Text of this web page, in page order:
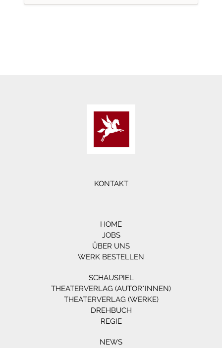
KONTAKT
HOME
JOBS
ÜBER UNS
WERK BESTELLEN
SCHAUSPIEL
THEATERVERLAG (AUTOR*INNEN)
THEATERVERLAG (WERKE)
DREHBUCH
REGIE
NEWS